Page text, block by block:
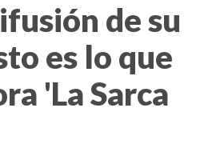
de su
es lo que
'La Sarca